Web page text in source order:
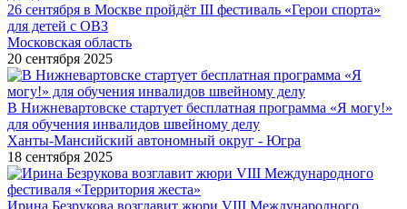
26 сентября в Москве пройдёт III фестиваль «Герои спорта»
для детей с ОВЗ
Московская область
20 сентября 2025
В Нижневартовске стартует бесплатная программа «Я могу!»
для обучения инвалидов швейному делу
Ханты-Мансийский автономный округ - Югра
18 сентября 2025
Ирина Безрукова возглавит жюри VIII Международного